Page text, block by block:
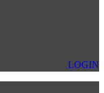
LOGIN